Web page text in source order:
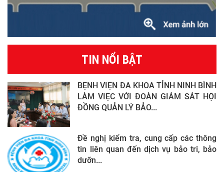
TIN NỔI BẬT
BỆNH VIỆN ĐA KHOA TỈNH NINH BÌNH
LÀM VIỆC VỚI ĐOÀN GIÁM SÁT HỘI
ĐỒNG QUẢN LÝ BẢO...
Đề nghị kiểm tra, cung cấp các thông
tin liên quan đến dịch vụ bảo tri, bảo
dưỡn...